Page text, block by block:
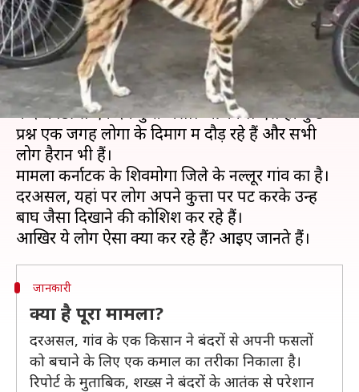
लेखन अंजली Dec 03, 2019 04:23 pm
क्या है खबर?
ये बाघ है या कुत्ता? दिखने में तो बाघ लग रहा है, लेकिन
कद-काठी से एकदम कुत्ते जैसा। आजकल ऐसे ही कुछ
प्रश्न एक जगह लोगों के दिमाग में दौड़ रहे हैं और सभी
लोग हैरान भी हैं।
मामला कर्नाटक के शिवमोगा जिले के नल्लूर गांव का है।
दरअसल, यहां पर लोग अपने कुत्तों पर पेंट करके उन्हें
बाघ जैसा दिखाने की कोशिश कर रहे हैं।
जानकारी
क्या है पूरा मामला?
दरअसल, गांव के एक किसान ने बंदरों से अपनी फसलों
को बचाने के लिए एक कमाल का तरीका निकाला है।
रिपोर्ट के मुताबिक, शख्स ने बंदरों के आतंक से परेशान